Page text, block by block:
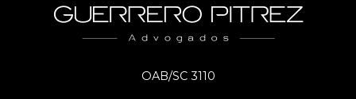
OAB/SC 3110